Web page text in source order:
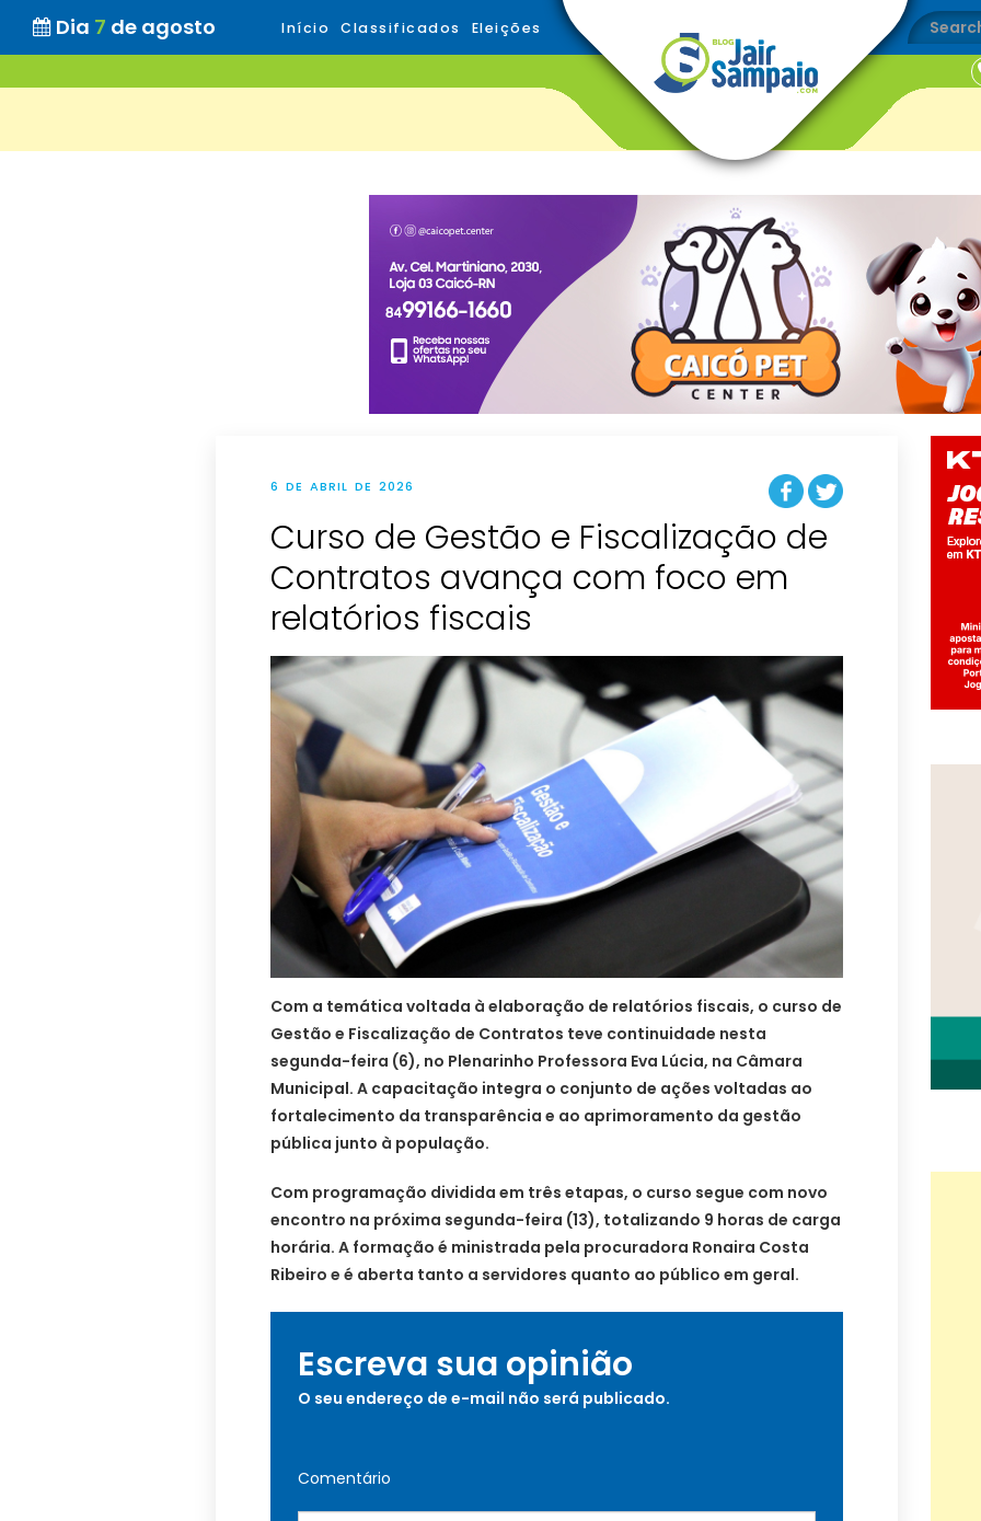
Dia 7 de agosto Início Classificados Eleições
6 DE ABRIL DE 2026
Curso de Gestão e Fiscalização de
Contratos avança com foco em
relatórios fiscais
Com a temática voltada à elaboração de relatórios fiscais, o curso de
Gestão e Fiscalização de Contratos teve continuidade nesta
segunda-feira (6), no Plenarinho Professora Eva Lúcia, na Câmara
Municipal. A capacitação integra o conjunto de ações voltadas ao
fortalecimento da transparência e ao aprimoramento da gestão
pública junto à população.
Com programação dividida em três etapas, o curso segue com novo
encontro na próxima segunda-feira (13), totalizando 9 horas de carga
horária. A formação é ministrada pela procuradora Ronaira Costa
Ribeiro e é aberta tanto a servidores quanto ao público em geral.
Escreva sua opinião
O seu endereço de e-mail não será publicado.
Comentário